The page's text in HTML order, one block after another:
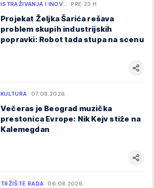
ISTRAŽIVANJA I INOV… PRE 23 H
Projekat Željka Šarića rešava
problem skupih industrijskih
popravki: Robot tada stupa na scenu
KULTURA 07.08.2026.
Večeras je Beograd muzička
prestonica Evrope: Nik Kejv stiže na
Kalemegdan
TRŽIŠTE RADA 06.08.2026.